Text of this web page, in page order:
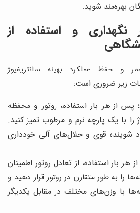
بهره‌مند شوید.
و استفاده از
و حفظ عملکرد بهینه سانتریفیوژ
زیر ضروری است:
پس از هر بار استفاده، روتور و محفظه
را با یک پارچه نرم و مرطوب تمیز کنید.
شوینده قوی و حلال‌های آلی خودداری
هر بار استفاده، از تعادل روتور اطمینان
را به طور متقارن در روتور قرار دهید و
با وزن‌های مختلف در مقابل یکدیگر